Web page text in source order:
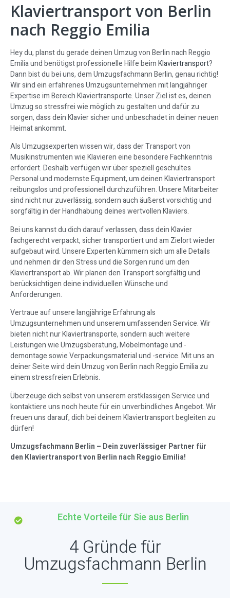
Klaviertransport von Berlin
nach Reggio Emilia
Hey du, planst du gerade deinen Umzug von Berlin nach Reggio
Emilia und benötigst professionelle Hilfe beimKlaviertransport?
Dann bist du bei uns, dem Umzugsfachmann Berlin, genau richtig!
Wir sind ein erfahrenes Umzugsunternehmen mit langjähriger
Expertise im Bereich Klaviertransporte. Unser Ziel ist es, deinen
Umzug so stressfrei wie möglich zu gestalten und dafür zu
sorgen, dass dein Klavier sicher und unbeschadet in deiner neuen
Heimat ankommt.
Als Umzugsexperten wissen wir, dass der Transport von
Musikinstrumenten wie Klavieren eine besondere Fachkenntnis
erfordert. Deshalb verfügen wir über speziell geschultes
Personal und modernste Equipment, um deinen Klaviertransport
reibungslos und professionell durchzuführen. Unsere Mitarbeiter
sind nicht nur zuverlässig, sondern auch äußerst vorsichtig und
sorgfältig in der Handhabung deines wertvollen Klaviers.
Bei uns kannst du dich darauf verlassen, dass dein Klavier
fachgerecht verpackt, sicher transportiert und am Zielort wieder
aufgebaut wird. Unsere Experten kümmern sich um alle Details
und nehmen dir den Stress und die Sorgen rund um den
Klaviertransport ab. Wir planen den Transport sorgfältig und
berücksichtigen deine individuellen Wünsche und
Anforderungen.
Vertraue auf unsere langjährige Erfahrung als
Umzugsunternehmen und unserem umfassenden Service. Wir
bieten nicht nur Klaviertransporte, sondern auch weitere
Leistungen wie Umzugsberatung, Möbelmontage und -
demontage sowie Verpackungsmaterial und -service. Mit uns an
deiner Seite wird dein Umzug von Berlin nach Reggio Emilia zu
einem stressfreien Erlebnis.
Überzeuge dich selbst von unserem erstklassigen Service und
kontaktiere uns noch heute für ein unverbindliches Angebot. Wir
freuen uns darauf, dich bei deinem Klaviertransport begleiten zu
dürfen!
Umzugsfachmann Berlin – Dein zuverlässiger Partner für
den Klaviertransport von Berlin nach Reggio Emilia!
Echte Vorteile für Sie aus Berlin
4 Gründe für
Umzugsfachmann Berlin